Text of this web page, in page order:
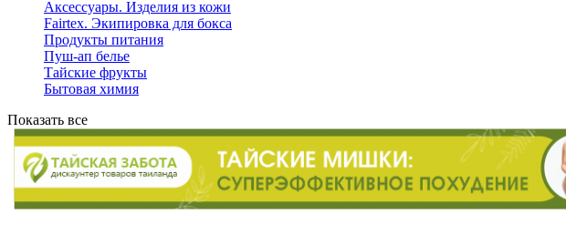
Аксессуары. Изделия из кожи
Fairtex. Экипировка для бокса
Продукты питания
Пуш-ап белье
Тайские фрукты
Бытовая химия
Показать все